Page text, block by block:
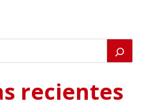
recientes